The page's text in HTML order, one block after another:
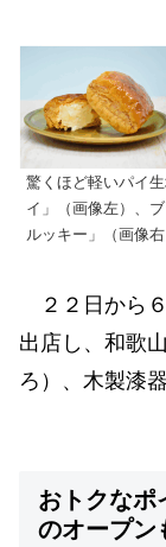
驚くほど軽いパイ
イ」（画像左）、
ルッキー」（画像右
２２日から
出店し、和歌
ろ）、木製漆
おトクなポ
のオープン